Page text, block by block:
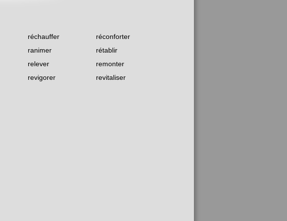
réchauffer
réconforter
ranimer
rétablir
relever
remonter
revigorer
revitaliser